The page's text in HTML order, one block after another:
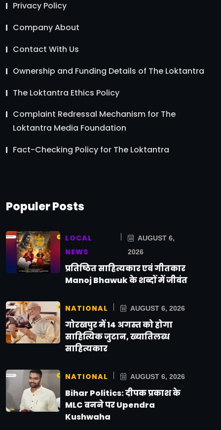
Privacy Policy
Company About
Contact With Us
Ownership and Funding Details of The Loktantra
The Loktantra Ethics Policy
Complaint Redressal Mechanism for The
Loktantra Media Foundation
Fact-Checking Policy for The Loktantra
Populer Posts
LOCAL
NEWS
AUGUST 6,
2026
प्रतिष्ठित साहित्यकार एवं गीतकार
Manoj Bhawuk के शब्दों में जीवंत
NATIONAL AUGUST 6, 2026
गोरखपुर में 14 अगस्त को होगा
साहित्यिक जुटान, ख्यातिलब्ध
साहित्यकार
NATIONAL AUGUST 6, 2026
Bihar Politics: दीपक प्रकाश के
MLC बनने पर Upendra
Kushwaha